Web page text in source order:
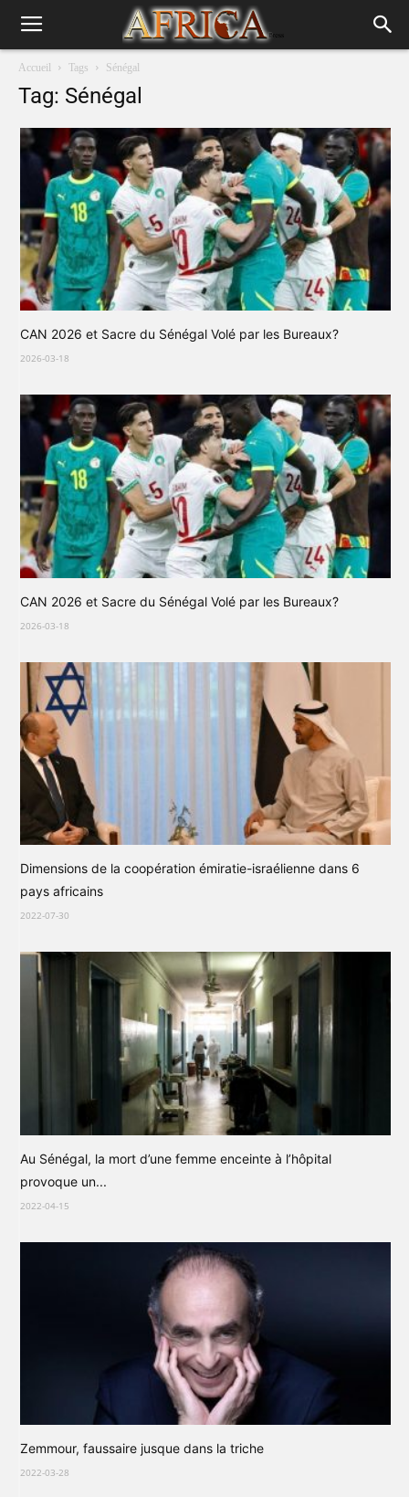
Accueil Tags Sénégal
Tag: Sénégal
CAN 2026 et Sacre du Sénégal Volé par les Bureaux?
2026-03-18
CAN 2026 et Sacre du Sénégal Volé par les Bureaux?
2026-03-18
Dimensions de la coopération émiratie-israélienne dans 6
pays africains
2022-07-30
Au Sénégal, la mort d’une femme enceinte à l’hôpital
provoque un...
2022-04-15
Zemmour, faussaire jusque dans la triche
2022-03-28